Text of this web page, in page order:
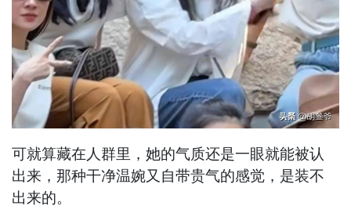
可就算藏在人群里，她的气质还是一眼就能被认
出来，那种干净温婉又自带贵气的感觉，是装不
出来的。